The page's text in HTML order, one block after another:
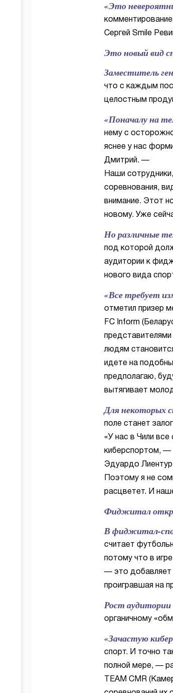
«Это
Сергей Smile
Это новый вид
Заместитель
что с каждым
целостным
«Поначалу на
нему с
яснее у нас
Дмитрий. —
Наши
соревнования,
внимание. Этот
новому. Уже
Но различные
под которой
аудитории к
нового вида
«Все требует
отметил призер
FC Inform
людям
идете на
предполагаю,
вытягивает
Для некоторых
поле станет
«У нас в Чили
киберспортом, —
Эдуардо
Поэтому я не
расцветет. И
Фиджитал
В фиджитал-
считает
потому что в
— это добавляет
проигравшая на
Рост
органичному
«Зачастую
спорт. И точно
полной мере, —
TEAM CMR